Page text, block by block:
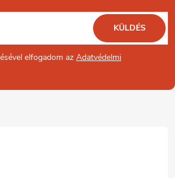
elfogadom az Adatvédelmi
KÜLDÉS